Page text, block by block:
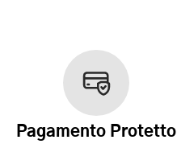
Pagamento Protetto